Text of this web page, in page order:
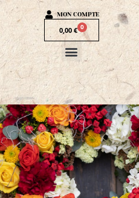
MON COMPTE
0,00 € 0